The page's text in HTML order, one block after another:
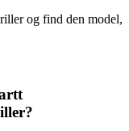
og find den model,